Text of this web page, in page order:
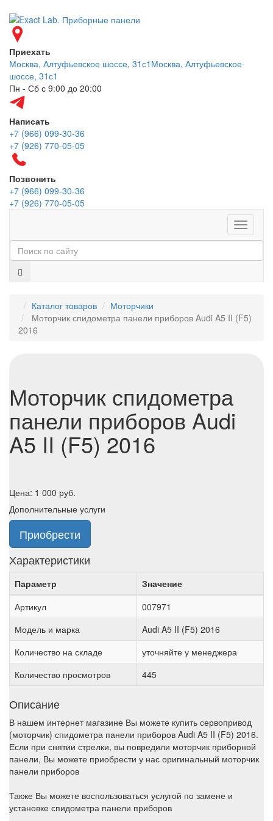
Приехать
Москва, Алтуфьевское шоссе, 31с1 Москва, Алтуфьевское
шоссе, 31с1
Пн - Сб с 9:00 до 20:00
Написать
+7 (966) 099-30-36
+7 (926) 770-05-05
Позвонить
+7 (966) 099-30-36
+7 (926) 770-05-05
Меню
Каталог товаров
Моторчики
Моторчик спидометра панели приборов Audi A5 II (F5)
2016
Моторчик спидометра
панели приборов Audi
A5 II (F5) 2016
Цена: 1 000 руб.
Дополнительные услуги
Приобрести
Характеристики
Параметр
Значение
Артикул
007971
Модель и марка
Audi A5 II (F5) 2016
Количество на складе
уточняйте у менеджера
Количество просмотров
445
Описание
В нашем интернет магазине Вы можете купить сервопривод
(моторчик) спидометра панели приборов Audi A5 II (F5) 2016.
Если при снятии стрелки, вы повредили моторчик приборной
панели, Вы можете приобрести у нас оригинальный моторчик
панели приборов
Также Вы можете воспользоваться услугой по замене и
установке спидометра панели приборов